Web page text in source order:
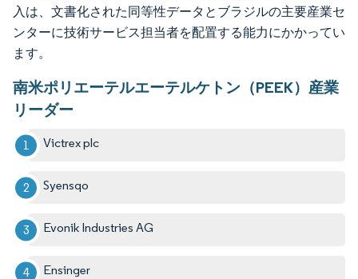
入は、文書化された同等性データとブラジルの主要産業セ
ンターに技術サービス担当者を配置する能力にかかってい
ます。
南米ポリエーテルエーテルケトン（PEEK）産業
リーダー
Victrex plc
Syensqo
Evonik Industries AG
Ensinger